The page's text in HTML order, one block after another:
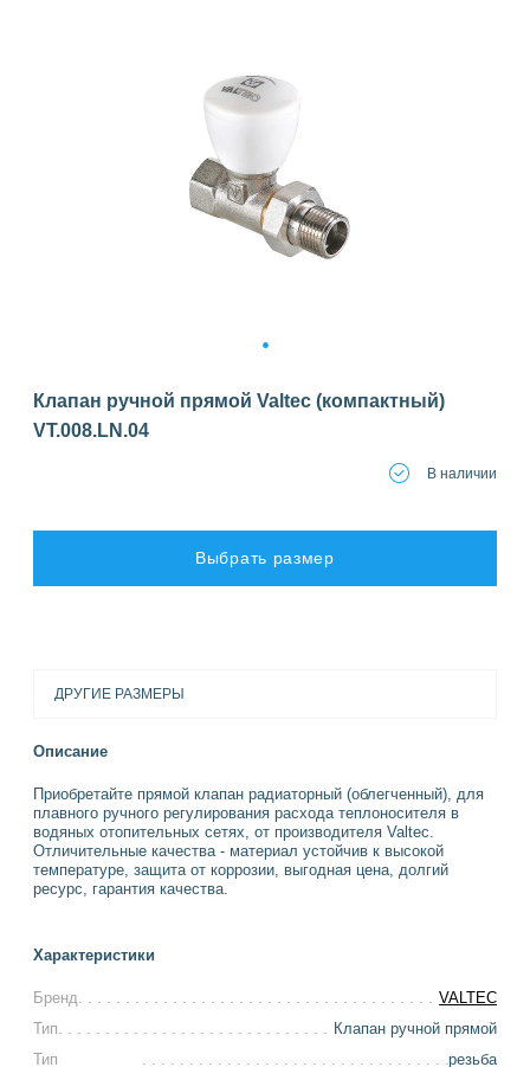
1
Клапан ручной прямой Valtec (компактный)
VT.008.LN.04
В наличии
Выбрать размер
ДРУГИЕ РАЗМЕРЫ
Описание
Приобретайте прямой клапан радиаторный (облегченный), для
плавного ручного регулирования расхода теплоносителя в
водяных отопительных сетях, от производителя Valtec.
Отличительные качества - материал устойчив к высокой
температуре, защита от коррозии, выгодная цена, долгий
ресурс, гарантия качества.
Характеристики
Бренд
VALTEC
Тип
Клапан ручной прямой
Тип
резьба